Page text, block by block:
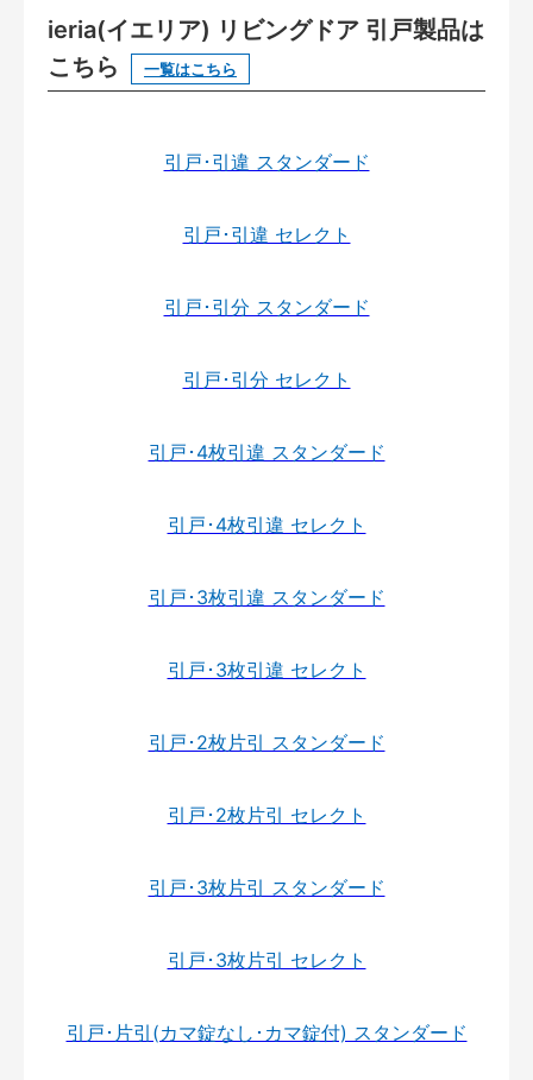
ieria(イエリア) リビングドア 引戸製品は
こちら
一覧はこちら
引戸･引違 スタンダード
引戸･引違 セレクト
引戸･引分 スタンダード
引戸･引分 セレクト
引戸･4枚引違 スタンダード
引戸･4枚引違 セレクト
引戸･3枚引違 スタンダード
引戸･3枚引違 セレクト
引戸･2枚片引 スタンダード
引戸･2枚片引 セレクト
引戸･3枚片引 スタンダード
引戸･3枚片引 セレクト
引戸･片引(カマ錠なし･カマ錠付) スタンダード